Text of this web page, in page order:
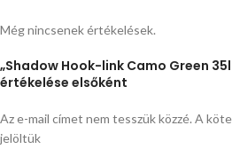
Még nincsenek értékelések.
„Shadow Hook-link Camo Green
értékelése elsőként
Az e-mail címet nem tesszük közzé.A
jelöltük